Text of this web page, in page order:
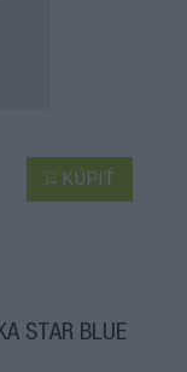
KÚPIŤ
STAR BLUE